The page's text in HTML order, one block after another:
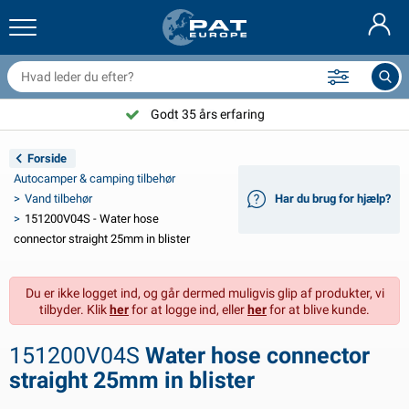
& tilbehør
udstyr til trailer
Belysning
Belysning Aspöck
Belysning Radex
belysning for tilhengere
panel
indvendig
& solprodukter
& 24V tilbehør
og topbetræk
& autocamper udvendig
& bobil invendig
til gas
tilbehør
tilbehør
og beslag
og sjækler
og vedligeholdelse
covers og tilbehør
Brandslukker & brandtæpper
produkter
Nederlands
Deutsch
English
Français
Norsk
Suomalainen
Godt 35 års erfaring
Forside
Autocamper & camping tilbehør
Vand tilbehør
151200V04S - Water hose
connector straight 25mm in blister
Har du brug for hjælp?
Du er ikke logget ind, og går dermed muligvis glip af produkter, vi
tilbyder. Klikherfor at logge ind, ellerherfor at blive kunde.
151200V04S Water hose connector
straight 25mm in blister